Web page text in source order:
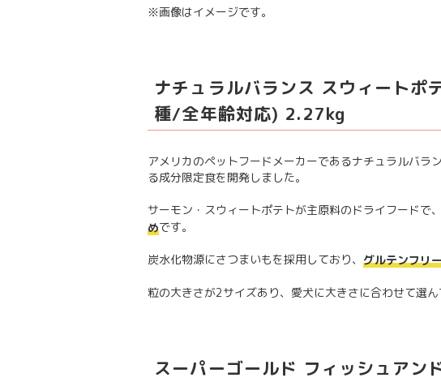
※画像はイメージです。
ナチュラルバランス スウィートポ
種/全年齢対応) 2.27kg
アメリカのペットフードメーカーであるナチュラルバラ
る成分限定食を開発しました。
サーモン・スウィートポテトが主原料のドライフードで、
めです。
炭水化物源にさつまいもを採用しており、 グルテンフリ
粒の大きさが2サイズあり、愛犬に大きさに合わせて選ん
スーパーゴールド フィッシュアン